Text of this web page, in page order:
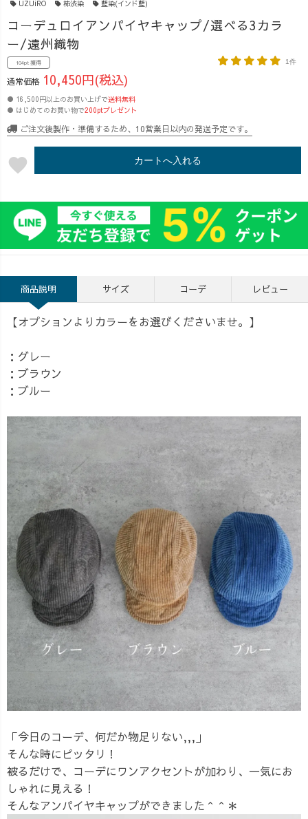
UZUiRO 柿渋染 藍染(インド藍)
コーデュロイアンパイヤキャップ/選べる3カラ
ー/遠州織物
104pt 獲得 1件
通常価格 10,450円(税込)
● 16,500円以上のお買い上げで送料無料
● はじめてのお買い物で200ptプレゼント
ご注文後製作・準備するため、10営業日以内の発送予定です。
favorite カートへ入れる
商品説明 サイズ コーデ レビュー
【オプションよりカラーをお選びくださいませ。】
：グレー
：ブラウン
：ブルー
「今日のコーデ、何だか物足りない,,,」
そんな時にピッタリ！
被るだけで、コーデにワンアクセントが加わり、一気にお
しゃれに見える！
そんなアンパイヤキャップができました＾＾＊